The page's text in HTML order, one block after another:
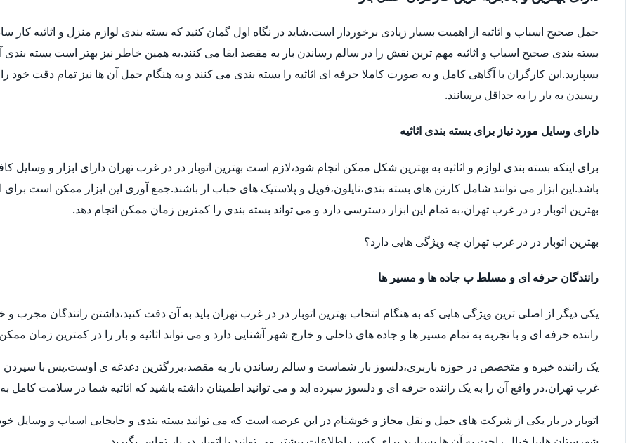
حمل صحیح اسباب و اثاثیه از اهمیت بسیار زیادی برخوردار است.شاید در نگاه اول گمان کنید که بسته بندی لوازم منزل و اثاثیه کار
بسته بندی صحیح اسباب و اثاثیه مهم ترین نقش را در سالم رساندن بار به مقصد ایفا می کنند.به همین خاطر نیز بهتر است بسته بندی
بسپارید.این کارگران با آگاهی کامل و به صورت کاملا حرفه ای اثاثیه را بسته بندی می کنند و به هنگام حمل آن ها نیز تمام دقت خود
رسیدن به بار را به حداقل برسانند.
دارای وسایل مورد نیاز برای بسته بندی اثاثیه
برای اینکه بسته بندی لوازم و اثاثیه به بهترین شکل ممکن انجام شود،لازم است بهترین اتوبار در در غرب تهران دارای ابزار و
باشد.این ابزار می توانند شامل کارتن های بسته بندی،نایلون،فویل و پلاستیک های حباب ار باشند.جمع آوری این ابزار ممکن است برای
بهترین اتوبار در در غرب تهران،به تمام این ابزار دسترسی دارد و می تواند بسته بندی را کمترین زمان ممکن انجام دهد.
بهترین اتوبار در در غرب تهران چه ویژگی هایی دارد؟
رانندگان حرفه ای و مسلط ب جاده ها و مسیر ها
یکی دیگر از اصلی ترین ویژگی هایی که به هنگام انتخاب بهترین اتوبار در در غرب تهران باید به آن دقت کنید،داشتن رانندگان مجرب
راننده حرفه ای و با تجربه به تمام مسیر ها و جاده های داخلی و خارج شهر آشنایی دارد و می تواند اثاثیه و بار را در کمترین زمان
یک راننده خبره و متخصص در حوزه باربری،دلسوز بار شماست و سالم رساندن بار به مقصد،بزرگترین دغدغه ی اوست.پس با سپردن
غرب تهران،در واقع آن را به یک راننده حرفه ای و دلسوز سپرده اید و می توانید اطمینان داشته باشید که اثاثیه شما در سلامت کامل
اتوبار در بار یکی از شرکت های حمل و نقل مجاز و خوشنام در این عرصه است که می توانید بسته بندی و جابجایی اسباب و وسایل